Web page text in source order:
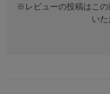
※レビューの投稿はこの
いた